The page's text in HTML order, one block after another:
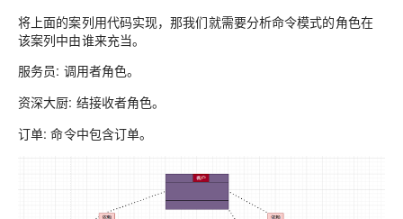
将上面的案列用代码实现，那我们就需要分析命令模式的角色在
该案列中由谁来充当。
服务员: 调用者角色。
资深大厨: 结接收者角色。
订单: 命令中包含订单。